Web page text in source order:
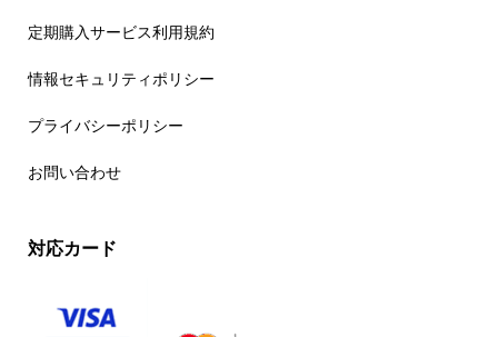
定期購入サービス利用規約
情報セキュリティポリシー
プライバシーポリシー
お問い合わせ
対応カード